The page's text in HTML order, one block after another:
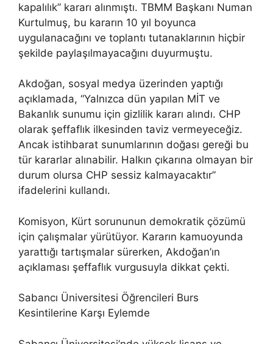
kapalılık” kararı alınmıştı. TBMM Başkanı Numan
Kurtulmuş, bu kararın 10 yıl boyunca
uygulanacağını ve toplantı tutanaklarının hiçbir
şekilde paylaşılmayacağını duyurmuştu.
Akdoğan, sosyal medya üzerinden yaptığı
açıklamada, “Yalnızca dün yapılan MİT ve
Bakanlık sunumu için gizlilik kararı alındı. CHP
olarak şeffaflık ilkesinden taviz vermeyeceğiz.
Ancak istihbarat sunumlarının doğası gereği bu
tür kararlar alınabilir. Halkın çıkarına olmayan bir
durum olursa CHP sessiz kalmayacaktır”
ifadelerini kullandı.
Komisyon, Kürt sorununun demokratik çözümü
için çalışmalar yürütüyor. Kararın kamuoyunda
yarattığı tartışmalar sürerken, Akdoğan’ın
açıklaması şeffaflık vurgusuyla dikkat çekti.
Sabancı Üniversitesi Öğrencileri Burs
Kesintilerine Karşı Eylemde